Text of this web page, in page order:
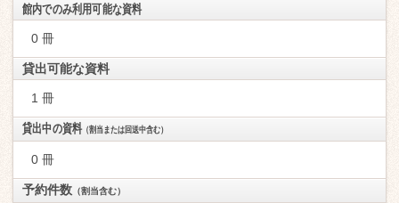
館内でのみ利用可能な資料
0 冊
貸出可能な資料
1 冊
貸出中の資料（割当または回送中含む）
0 冊
予約件数 （割当含む）